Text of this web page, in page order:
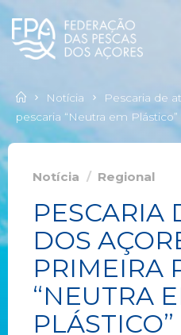
Notícia
Pescaria de
pescaria “Neutra em
Notícia / Regional
PESCARIA
DOS
PRIMEIRA
“NEUTRA